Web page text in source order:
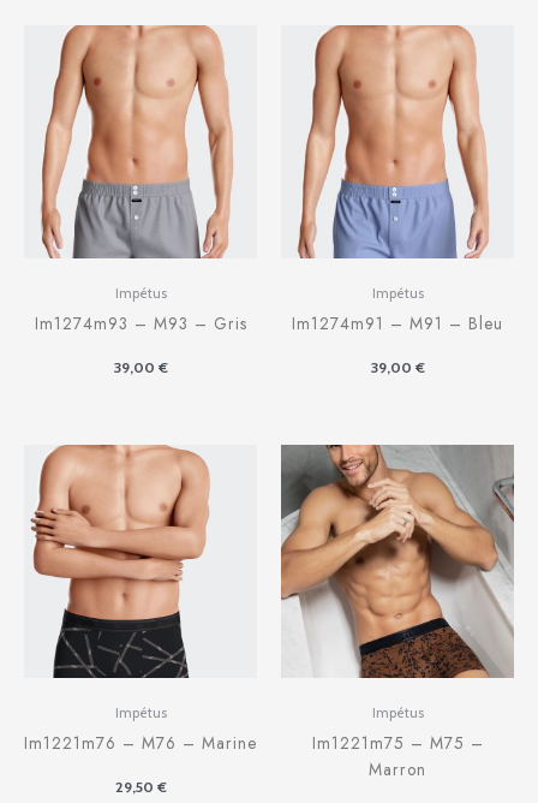
Impétus
Im1274m93 – M93 – Gris
39,00 €
Impétus
Im1274m91 – M91 – Bleu
39,00 €
Impétus
Im1221m76 – M76 – Marine
29,50 €
Impétus
Im1221m75 – M75 –
Marron